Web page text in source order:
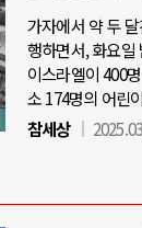
가자에서 약 두
행하면서, 화요일
이스라엘이 400
소 174명의 어린
참세상